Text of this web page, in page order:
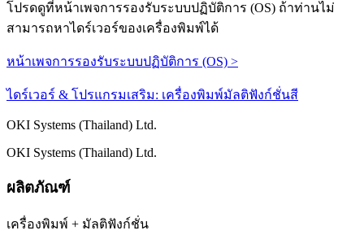
โปรดดูที่หน้าเพจการรองรับระบบปฏิบัติการ (OS) ถ้าท่านไม่
สามารถหาไดร์เวอร์ของเครื่องพิมพ์ได้
หน้าเพจการรองรับระบบปฏิบัติการ (OS) >
ไดร์เวอร์ & โปรแกรมเสริม: เครื่องพิมพ์มัลติฟังก์ชั่นสี
OKI Systems (Thailand) Ltd.
OKI Systems (Thailand) Ltd.
ผลิตภัณฑ์
เครื่องพิมพ์ + มัลติฟังก์ชั่น